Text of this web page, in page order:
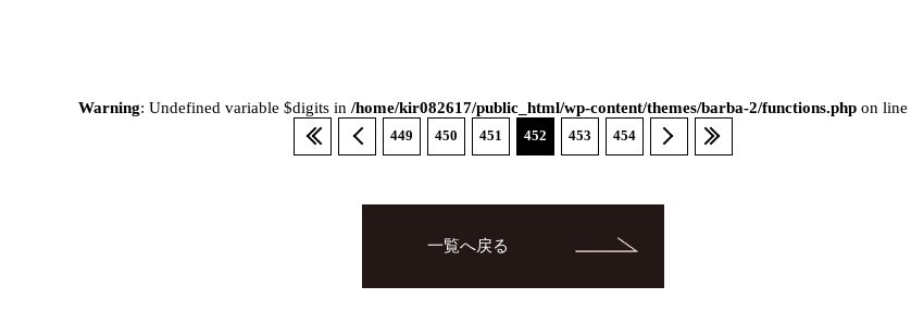
Warning: Undefined variable $digits in /home/kir082617/public_html/wp-content/themes/barba-2/functions.php on line
449 450 451 452 453 454
一覧へ戻る